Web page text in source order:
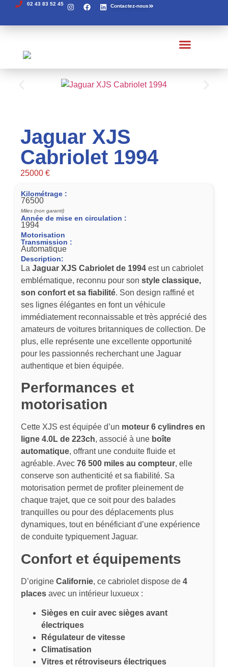
02 43 83 52 45 Contactez-nous
Jaguar XJS
Cabriolet 1994
25000 €
Kilométrage :
76500
Miles (non garanti)
Année de mise en circulation :
1994
Motorisation
Transmission :
Automatique
Description:
La Jaguar XJS Cabriolet de 1994 est un cabriolet
emblématique, reconnu pour son style classique,
son confort et sa fiabilité. Son design raffiné et
ses lignes élégantes en font un véhicule
immédiatement reconnaissable et très apprécié des
amateurs de voitures britanniques de collection. De
plus, elle représente une excellente opportunité
pour les passionnés recherchant une Jaguar
authentique et bien équipée.
Performances et
motorisation
Cette XJS est équipée d’un moteur 6 cylindres en
ligne 4.0L de 223ch, associé à une boîte
automatique, offrant une conduite fluide et
agréable. Avec 76 500 miles au compteur, elle
conserve son authenticité et sa fiabilité. Sa
motorisation permet de profiter pleinement de
chaque trajet, que ce soit pour des balades
tranquilles ou pour des déplacements plus
dynamiques, tout en bénéficiant d’une expérience
de conduite typiquement Jaguar.
Confort et équipements
D’origine Californie, ce cabriolet dispose de 4
places avec un intérieur luxueux :
Sièges en cuir avec sièges avant
électriques
Régulateur de vitesse
Climatisation
Vitres et rétroviseurs électriques